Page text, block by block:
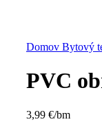
Domov Bytový
PVC
3,99 €/bm